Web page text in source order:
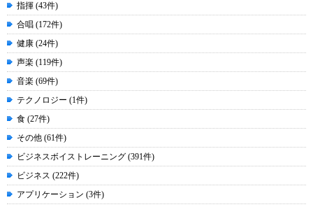
指揮 (43件)
合唱 (172件)
健康 (24件)
声楽 (119件)
音楽 (69件)
テクノロジー (1件)
食 (27件)
その他 (61件)
ビジネスボイストレーニング (391件)
ビジネス (222件)
アプリケーション (3件)